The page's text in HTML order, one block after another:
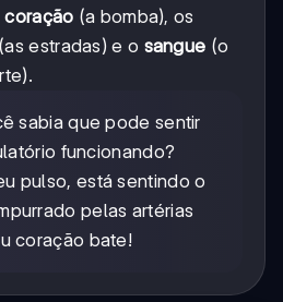
coração (a bomba), os
estradas) e o sangue (o
sabia que pode sentir
funcionando?
pulso, está sentindo o
pelas artérias
coração bate!